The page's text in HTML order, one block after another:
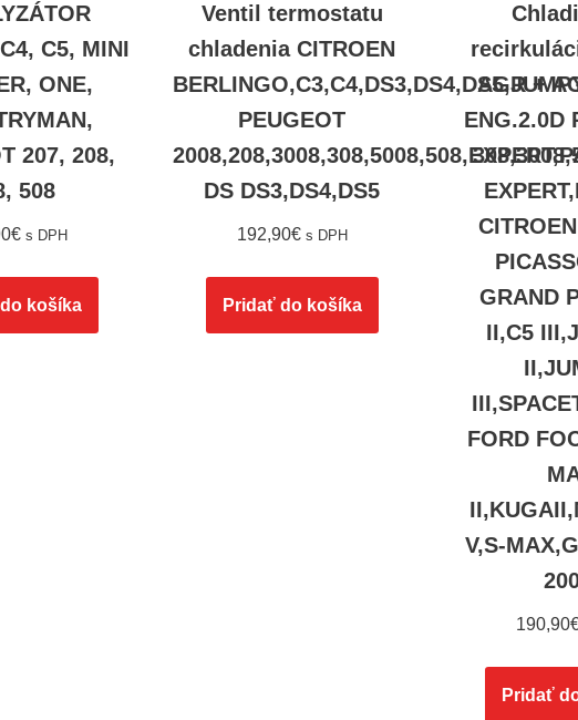
C5, MINI
ONE,
207, 208,
508
€ s DPH
košíka
Ventil termostatu
chladenia CITROEN
PEUGEOT
DS DS3,DS4,DS5
192,90€ s DPH
Pridať do košíka
AGR +
ENG.2.0D
GRAND
II,C5
FORD
V,S-
190,90
Pridať